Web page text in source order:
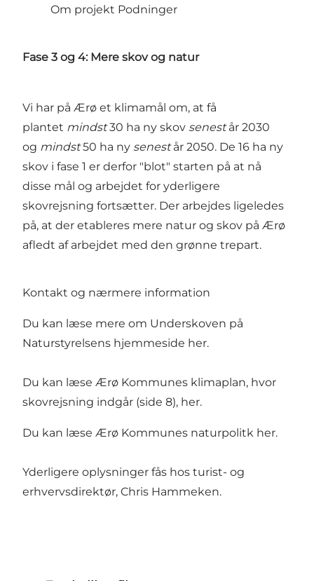
Om projekt Podninger
Fase 3 og 4: Mere skov og natur
Vi har på Ærø et klimamål om, at få
plantet mindst30 ha ny skov senestår 2030
og mindst50 ha ny senestår 2050. De 16 ha ny
skov i fase 1 er derfor "blot" starten på at nå
disse mål og arbejdet for yderligere
skovrejsning fortsætter. Der arbejdes ligeledes
på, at der etableres mere natur og skov på Ærø
afledt af arbejdet med den grønne trepart.
Kontakt og nærmere information
Du kan læse mere om Underskoven på
Naturstyrelsens hjemmeside her.
Du kan læse Ærø Kommunes klimaplan, hvor
skovrejsning indgår (side 8), her.
Du kan læse Ærø Kommunes naturpolitk her.
Yderligere oplysninger fås hos turist- og
erhvervsdirektør, Chris Hammeken.